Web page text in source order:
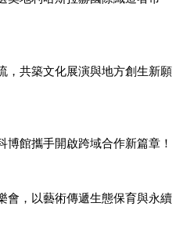
，共築文化展演與地方創生新願
博館攜手開啟跨域合作新篇章！
會，以藝術傳遞生態保育與永續